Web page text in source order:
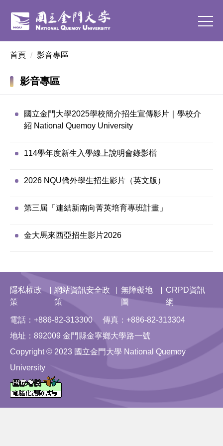
主
要
內
區
首頁 影音專區
影音專區
國立金門大學2025學校簡介招生宣傳影片｜學校介
紹 National Quemoy University
114學年度新生入學線上說明會錄影檔
2026 NQU僑外學生招生影片（英文版）
第三屆「連結新南向菁英培育專班計畫」
金大馬來西亞招生影片2026
隱私權政
策
網站資訊安全政
策
無障礙地
圖
CRPD資訊
網
電話：+886-82-313300 傳真：+886-82-313304
地址：892009 金門縣金寧鄉大學路一號
Copyright © 2023 國立金門大學 National Quemoy
University